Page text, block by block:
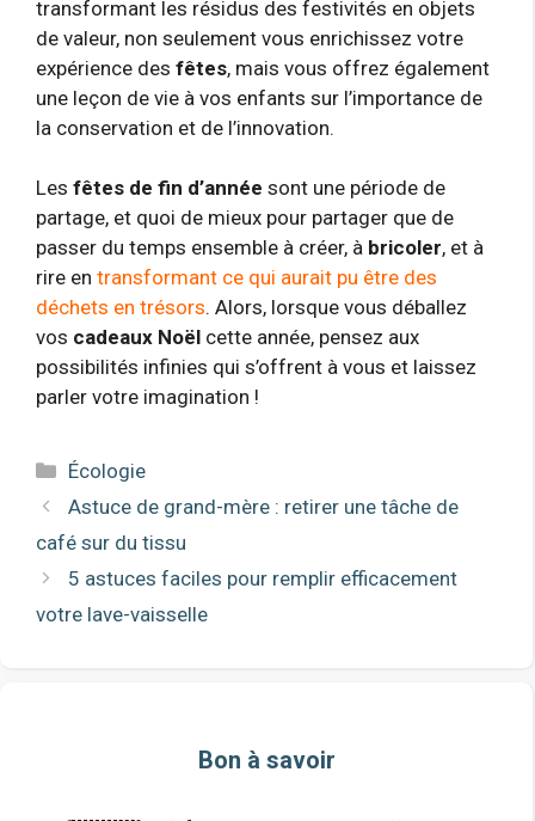
transformant les résidus des festivités en objets
de valeur, non seulement vous enrichissez votre
expérience des fêtes, mais vous offrez également
une leçon de vie à vos enfants sur l’importance de
la conservation et de l’innovation.
Les fêtes de fin d’année sont une période de
partage, et quoi de mieux pour partager que de
passer du temps ensemble à créer, à bricoler, et à
rire en transformant ce qui aurait pu être des
déchets en trésors. Alors, lorsque vous déballez
vos cadeaux Noël cette année, pensez aux
possibilités infinies qui s’offrent à vous et laissez
parler votre imagination !
Catégories
Écologie
Astuce de grand-mère : retirer une tâche de
café sur du tissu
5 astuces faciles pour remplir efficacement
votre lave-vaisselle
Bon à savoir